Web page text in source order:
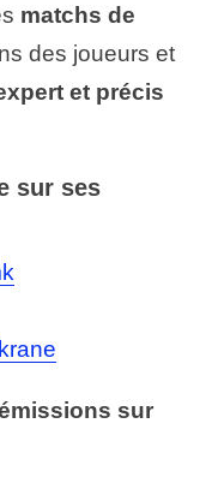
matchs de
des joueurs et
et précis
sur ses
sur